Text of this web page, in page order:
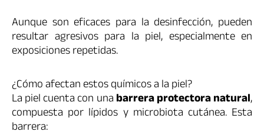
Aunque son eficaces para la desinfección, pueden
resultar agresivos para la piel, especialmente en
exposiciones repetidas.
¿Cómo afectan estos químicos a la piel?
La piel cuenta con unabarrera protectora natural,
compuesta por lípidos y microbiota cutánea. Esta
barrera: